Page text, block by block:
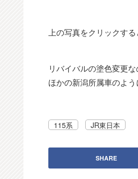
上の写真をクリックする
リバイバルの塗色変更
ほかの新潟所属車のよ
115系 JR東日本
SHARE